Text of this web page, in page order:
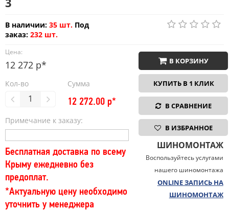
В наличии: 35 шт. Под
заказ: 232 шт.
Цена:
12 272 р*
Кол-во Сумма
12 272.00 р*
Примечание к заказу:
Бесплатная доставка по всему
Крыму ежедневно без
предоплат.
*Актуальную цену необходимо
уточнить у менеджера
В КОРЗИНУ
КУПИТЬ В 1 КЛИК
В СРАВНЕНИЕ
В ИЗБРАННОЕ
ШИНОМОНТАЖ
Воспользуйтесь услугами
нашего шиномонтажа
ONLINE ЗАПИСЬ НА
ШИНОМОНТАЖ